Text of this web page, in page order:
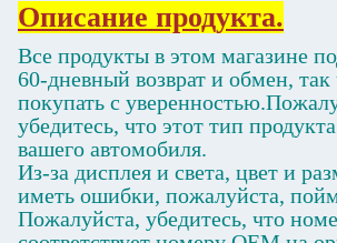
Описание продукта.
Все продукты в этом магазине
60-дневный возврат и обмен,
покупать с
убедитесь, что этот тип
вашего автомобиля.
Из-за дисплея и света, цвет и
иметь ошибки, пожалуйста,
Пожалуйста, убедитесь, что